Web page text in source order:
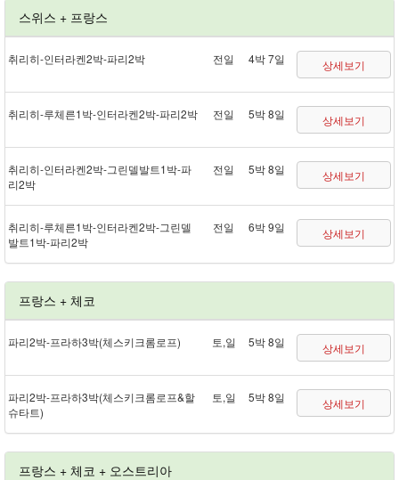
스위스 + 프랑스
취리히 - 인터라켄 2박 - 파리 2박 전일 4박 7일 상세보기
취리히 - 루체른 1박 - 인터라켄 2박 - 파리 2박 전일 5박 8일 상세보기
취리히 - 인터라켄 2박 - 그린델발트 1박 - 파
리 2박
전일 5박 8일 상세보기
취리히 - 루체른 1박 - 인터라켄 2박 - 그린델
발트 1박 - 파리 2박
전일 6박 9일 상세보기
프랑스 + 체코
파리 2박 - 프라하 3박(체스키크롬로프) 토,일 5박 8일 상세보기
파리 2박 - 프라하 3박(체스키크롬로프&할
슈타트)
토,일 5박 8일 상세보기
프랑스 + 체코 + 오스트리아